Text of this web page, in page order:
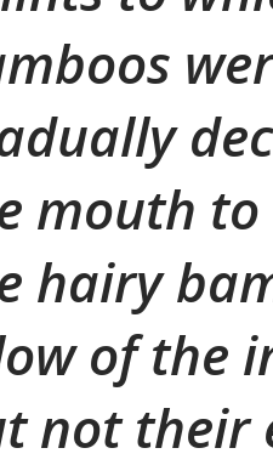
mouth
hairy
of the
not their